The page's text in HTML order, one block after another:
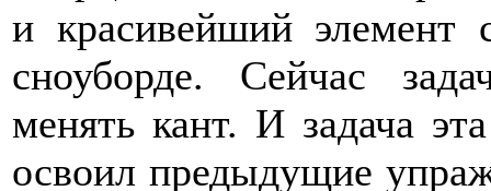
и красивейший элемент
сноуборде. Сейчас
менять кант. И задача
освоил предыдущие